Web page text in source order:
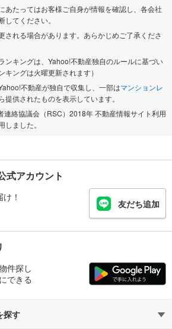
あたってはお客様ご自身が情報を確認し、各会社
てください。
される場合があります。あらかじめご了承くださ
ンキングは、Yahoo!不動産独自のルールに基づい
ングは火曜更新されます）
不動産が独自で収集し、一部はマンションレ
提供されたものを表示しています。
連絡協議会（RSC）2018年 不動産情報サイト利用
ました。
式アカウント
！
友だち追加
件探し
できる
探す